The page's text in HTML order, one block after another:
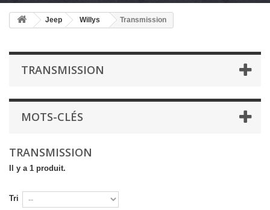
Jeep Willys Transmission
TRANSMISSION
MOTS-CLÉS
TRANSMISSION
Il y a 1 produit.
Tri